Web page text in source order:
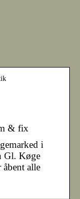
& fix
i
Gl. Køge
alle